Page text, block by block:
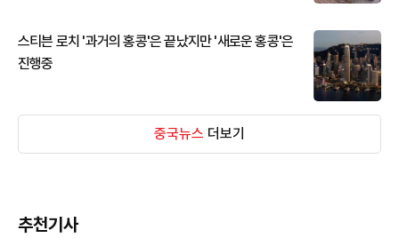
스티븐 로치 '과거의 홍콩'은 끝났지만 '새로운 홍콩'은
진행중
중국뉴스 더보기
추천기사